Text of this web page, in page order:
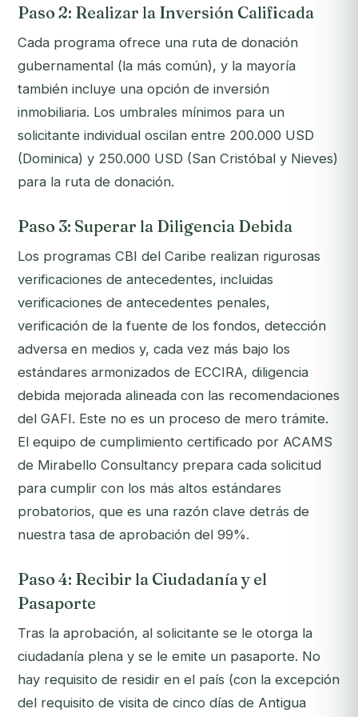
Paso 2: Realizar la Inversión Calificada
Cada programa ofrece una ruta de donación
gubernamental (la más común), y la mayoría
también incluye una opción de inversión
inmobiliaria. Los umbrales mínimos para un
solicitante individual oscilan entre 200.000 USD
(Dominica) y 250.000 USD (San Cristóbal y Nieves)
para la ruta de donación.
Paso 3: Superar la Diligencia Debida
Los programas CBI del Caribe realizan rigurosas
verificaciones de antecedentes, incluidas
verificaciones de antecedentes penales,
verificación de la fuente de los fondos, detección
adversa en medios y, cada vez más bajo los
estándares armonizados de ECCIRA, diligencia
debida mejorada alineada con las recomendaciones
del GAFI. Este no es un proceso de mero trámite.
El equipo de cumplimiento certificado por ACAMS
de Mirabello Consultancy prepara cada solicitud
para cumplir con los más altos estándares
probatorios, que es una razón clave detrás de
nuestra tasa de aprobación del 99%.
Paso 4: Recibir la Ciudadanía y el
Pasaporte
Tras la aprobación, al solicitante se le otorga la
ciudadanía plena y se le emite un pasaporte. No
hay requisito de residir en el país (con la excepción
del requisito de visita de cinco días de Antigua